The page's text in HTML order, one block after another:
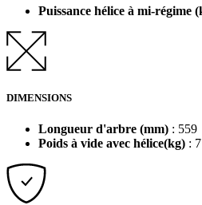
Puissance hélice à mi-régime
DIMENSIONS
Longueur d'arbre (mm) : 559
Poids à vide avec hélice(kg) :